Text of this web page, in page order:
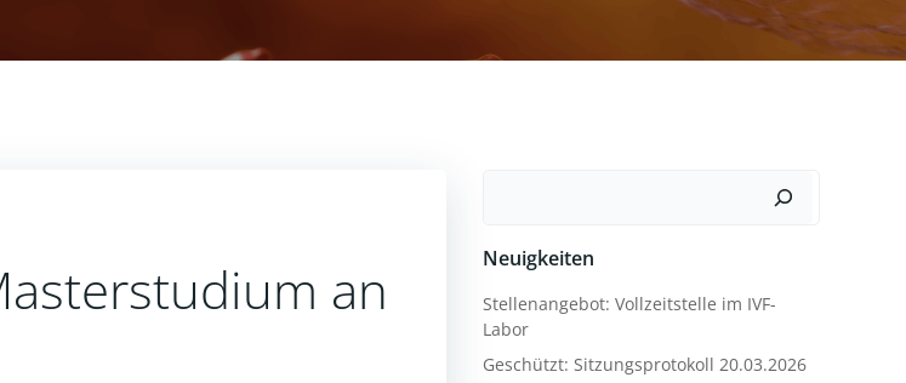
an
Neuigkeiten
Stellenangebot: Vollzeitstelle im IVF-
Labor
Geschützt: Sitzungsprotokoll 20.03.2026